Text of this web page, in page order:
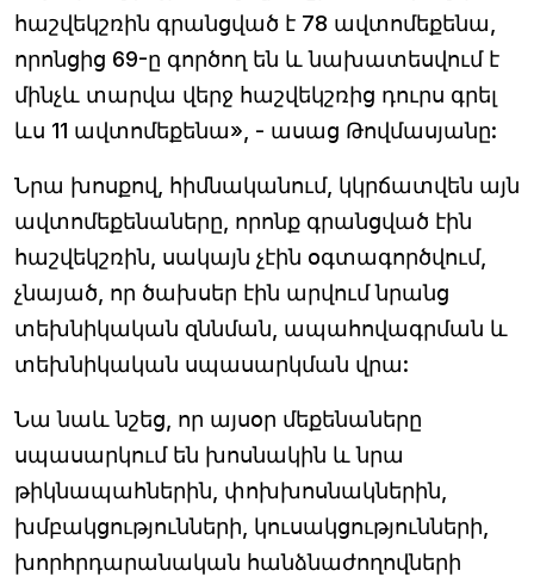
հաշվեկշռին գրանցված է 78 ավտոմեքենա,
որոնցից 69-ը գործող են և նախատեսվում է
մինչև տարվա վերջ հաշվեկշռից դուրս գրել
ևս 11 ավտոմեքենա», - ասաց Թովմասյանը:
Նրա խոսքով, հիմնականում, կկրճատվեն այն
ավտոմեքենաները, որոնք գրանցված էին
հաշվեկշռին, սակայն չէին օգտագործվում,
չնայած, որ ծախսեր էին արվում նրանց
տեխնիկական զննման, ապահովագրման և
տեխնիկական սպասարկման վրա:
Նա նաև նշեց, որ այսօր մեքենաները
սպասարկում են խոսնակին և նրա
թիկնապահներին, փոխխոսնակներին,
խմբակցությունների, կուսակցությունների,
խորհրդարանական հանձնաժողովների